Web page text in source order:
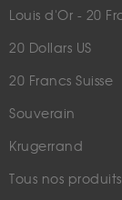
Louis d'Or - 20
20 Dollars US
20 Francs Suisse
Souverain
Krugerrand
Tous nos